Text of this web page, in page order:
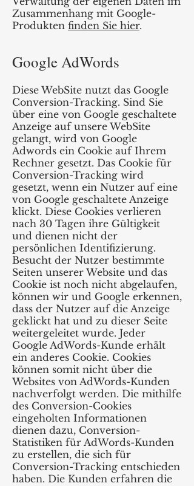
Zusammenhang mit Google-
Produkten finden Sie hier.
Google AdWords
Diese WebSite nutzt das Google
Conversion-Tracking. Sind Sie
über eine von Google geschaltete
Anzeige auf unsere WebSite
gelangt, wird von Google
Adwords ein Cookie auf Ihrem
Rechner gesetzt. Das Cookie für
Conversion-Tracking wird
gesetzt, wenn ein Nutzer auf eine
von Google geschaltete Anzeige
klickt. Diese Cookies verlieren
nach 30 Tagen ihre Gültigkeit
und dienen nicht der
persönlichen Identifizierung.
Besucht der Nutzer bestimmte
Seiten unserer Website und das
Cookie ist noch nicht abgelaufen,
können wir und Google erkennen,
dass der Nutzer auf die Anzeige
geklickt hat und zu dieser Seite
weitergeleitet wurde. Jeder
Google AdWords-Kunde erhält
ein anderes Cookie. Cookies
können somit nicht über die
Websites von AdWords-Kunden
nachverfolgt werden. Die mithilfe
des Conversion-Cookies
eingeholten Informationen
dienen dazu, Conversion-
Statistiken für AdWords-Kunden
zu erstellen, die sich für
Conversion-Tracking entschieden
haben. Die Kunden erfahren die